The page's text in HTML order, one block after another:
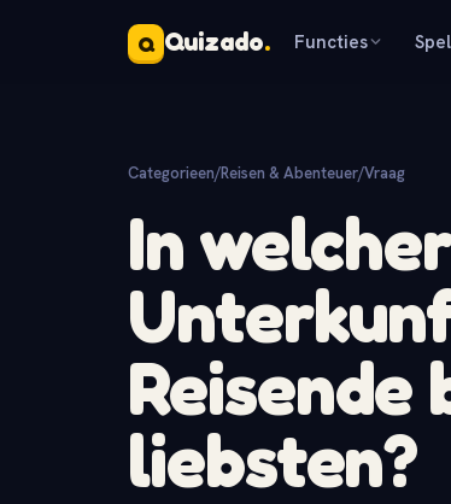
Q Quizado. Functies
Categorieen/Reisen & Abenteuer/Vraag
In
Reisende
liebsten?